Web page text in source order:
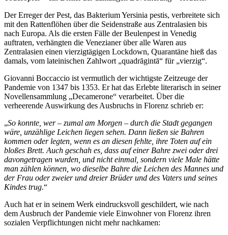
Der Erreger der Pest, das Bakterium Yersinia pestis, verbreitete sich
mit den Rattenflöhen über die Seidenstraße aus Zentralasien bis
nach Europa. Als die ersten Fälle der Beulenpest in Venedig
auftraten, verhängten die Venezianer über alle Waren aus
Zentralasien einen vierzigtägigen Lockdown, Quarantäne hieß das
damals, vom lateinischen Zahlwort
quadrāgintā für vierzig .
Giovanni Boccaccio ist vermutlich der wichtigste Zeitzeuge der
Pandemie von 1347 bis 1353. Er hat das Erlebte literarisch in seiner
Novellensammlung
Decamerone
verarbeitet. Über die
verheerende Auswirkung des Ausbruchs in Florenz schrieb er:
So konnte, wer – zumal am Morgen – durch die Stadt gegangen
wäre, unzählige Leichen liegen sehen. Dann ließen sie Bahren
kommen oder legten, wenn es an diesen fehlte, ihre Toten auf ein
bloßes Brett. Auch geschah es, dass auf einer Bahre zwei oder drei
davongetragen wurden, und nicht einmal, sondern viele Male hätte
man zählen können, wo dieselbe Bahre die Leichen des Mannes und
der Frau oder zweier und dreier Brüder und des Vaters und seines
Kindes trug.
Auch hat er in seinem Werk eindrucksvoll geschildert, wie nach
dem Ausbruch der Pandemie viele Einwohner von Florenz ihren
sozialen Verpflichtungen nicht mehr nachkamen: